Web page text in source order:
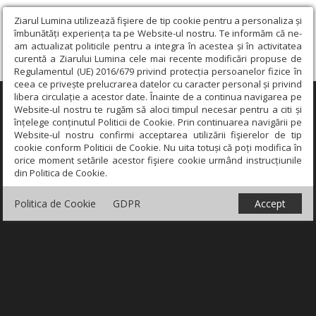
Ziarul Lumina utilizează fişiere de tip cookie pentru a personaliza și
îmbunătăți experiența ta pe Website-ul nostru. Te informăm că ne-
am actualizat politicile pentru a integra în acestea și în activitatea
curentă a Ziarului Lumina cele mai recente modificări propuse de
Regulamentul (UE) 2016/679 privind protecția persoanelor fizice în
ceea ce privește prelucrarea datelor cu caracter personal și privind
libera circulație a acestor date. Înainte de a continua navigarea pe
Website-ul nostru te rugăm să aloci timpul necesar pentru a citi și
înțelege conținutul Politicii de Cookie. Prin continuarea navigării pe
Website-ul nostru confirmi acceptarea utilizării fişierelor de tip
cookie conform Politicii de Cookie. Nu uita totuși că poți modifica în
orice moment setările acestor fişiere cookie urmând instrucțiunile
din Politica de Cookie.
Politica de Cookie GDPR Accept
×